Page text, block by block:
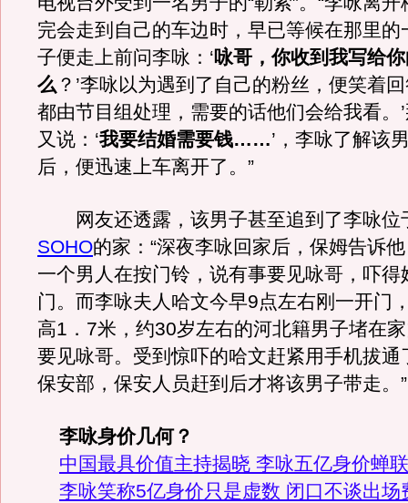
完会走到自己的车边时，早已等候在那里的
子便走上前问李咏：‘咏哥，你收到我写给
么 ？’李咏以为遇到了自己的粉丝，便笑着
都由节目组处理，需要的话他们会给我看。
又说：‘我要结婚需要钱……’，李咏了解该
后，便迅速上车离开了。”
网友还透露，该男子甚至追到了李咏位
SOHO的家：“深夜李咏回家后，保姆告诉
一个男人在按门铃，说有事要见咏哥，吓得
门。而李咏夫人哈文今早9点左右刚一开门
高1．7米，约30岁左右的河北籍男子堵在
要见咏哥。受到惊吓的哈文赶紧用手机拔通
保安部，保安人员赶到后才将该男子带走。”
李咏身价几何？
中国最具价值主持揭晓 李咏五亿身价蝉
李咏笑称5亿身价只是虚数 闭口不谈出场